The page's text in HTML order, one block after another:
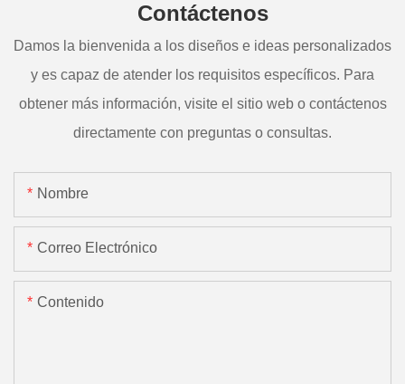
Contáctenos
Damos la bienvenida a los diseños e ideas personalizados
y es capaz de atender los requisitos específicos. Para
obtener más información, visite el sitio web o contáctenos
directamente con preguntas o consultas.
Nombre
Correo Electrónico
Contenido